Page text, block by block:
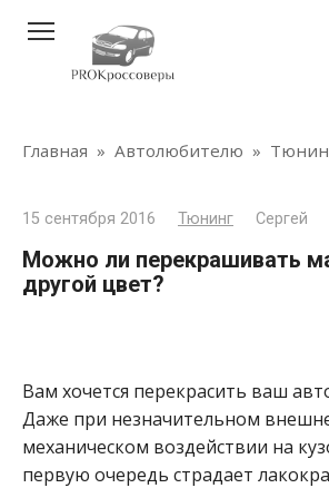
контенту
Главная » Автолюбителю »
15 сентября 2016 Тюнинг Сергей
Можно ли перекрашивать
другой цвет?
Вам хочется перекрасить ваш
Даже при незначительном
механическом воздействии на
первую очередь страдает